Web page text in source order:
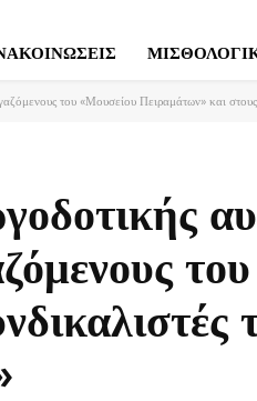
του «Μουσείου Πειραμάτων» και